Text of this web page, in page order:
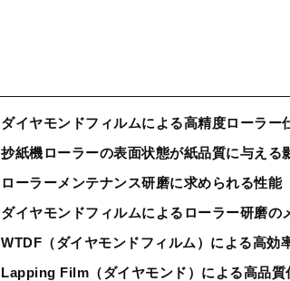
ダイヤモンドフィルムによる高精度ローラー
抄紙機ローラーの表面状態が紙品質に与える
ローラーメンテナンス研磨に求められる性能
ダイヤモンドフィルムによるローラー研磨の
WTDF（ダイヤモンドフィルム）による高効
Lapping Film（ダイヤモンド）による高品質